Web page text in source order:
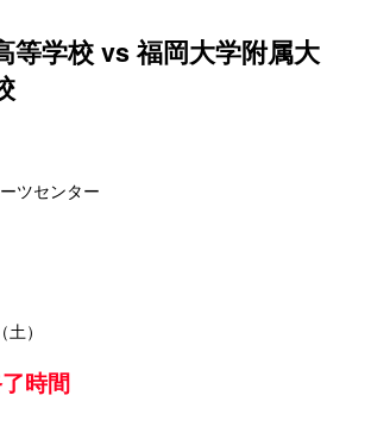
等学校 vs 福岡大学附属大
ツセンター
）
時間